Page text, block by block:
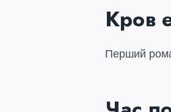
Кров
Перший